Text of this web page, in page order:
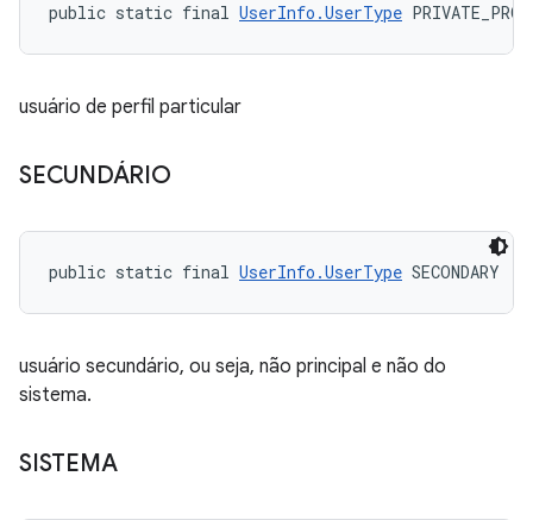
public static final UserInfo.UserType
usuário de perfil particular
SECUNDÁRIO
public static final UserInfo.UserType SECONDARY
usuário secundário, ou seja, não principal e não do
sistema.
SISTEMA